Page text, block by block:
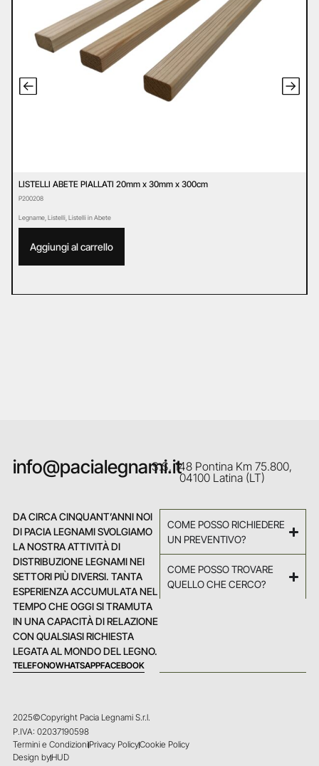
LISTELLI ABETE PIALLATI 20mm x 30mm x 300cm
P200208
Legname Listelli Listelli in Abete
Aggiungi al carrello
info@pacialegnami.itS.S. 148 Pontina Km 75.800,
04100 Latina (LT)
DA CIRCA CINQUANT’ANNI NOI
DI PACIA LEGNAMI SVOLGIAMO
LA NOSTRA ATTIVITÀ DI
DISTRIBUZIONE LEGNAMI NEI
SETTORI PIÙ DIVERSI. TANTA
ESPERIENZA ACCUMULATA NEL
TEMPO CHE OGGI SI TRAMUTA
IN UNA CAPACITÀ DI RELAZIONE
CON QUALSIASI RICHIESTA
LEGATA AL MONDO DEL LEGNO.
TELEFONOWHATSAPPFACEBOOK
COME POSSO RICHIEDERE
UN PREVENTIVO?
COME POSSO TROVARE
QUELLO CHE CERCO?
2025©Copyright Pacia Legnami S.r.l.
P.IVA: 02037190598
Termini e CondizioniPrivacy PolicyCookie Policy
Design byHUD